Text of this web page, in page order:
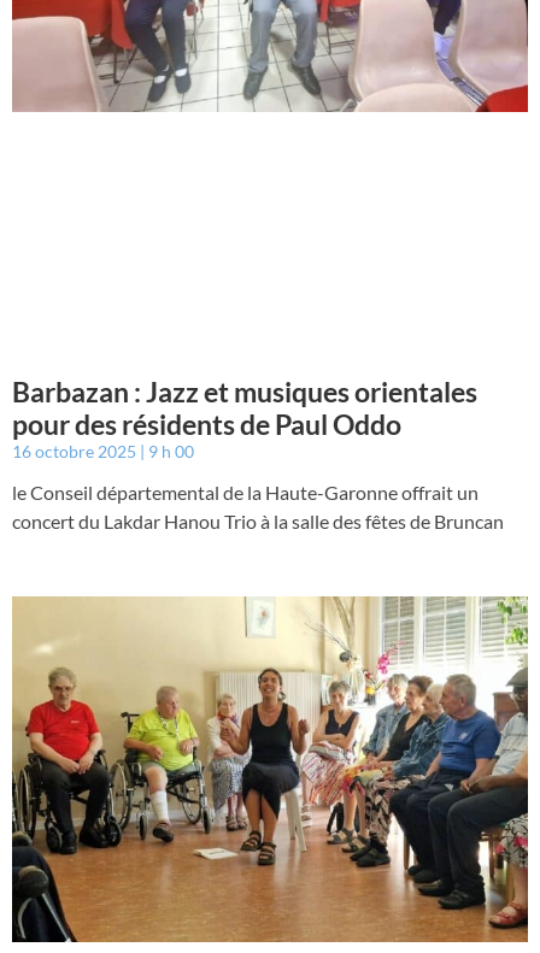
Barbazan : Jazz et musiques orientales
pour des résidents de Paul Oddo
16 octobre 2025 9 h 00
le Conseil départemental de la Haute-Garonne offrait un
concert du Lakdar Hanou Trio à la salle des fêtes de Bruncan